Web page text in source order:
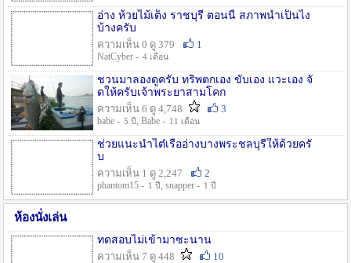
อ่าง ห้วยไม้เต็ง ราชบุรี ตอนนี้ สภาพน้ำเป็นไง
บ้างครับ
ความเห็น 0 ดู 379
1
NatCyber - 4 เดือน
ชวนมาลองดูครับ ทริพตกเอง ขับเอง แวะเอง จั
ดให้ครับเจ้าพระยาสามโคก
ความเห็น 6 ดู 4,748
3
babe - 5 ปี , Babe - 11 เดือน
ช่วยแนะนำไต๋เรืออ่างบางพระชลบุรีให้ด้วยครั
บ
ความเห็น 1 ดู 2,247
2
phantom15 - 1 ปี , snapper - 1 ปี
ห้องนั่งเล่น
ทดสอบไม่เข้ามาซะนาน
ความเห็น 7 ดู 448
10